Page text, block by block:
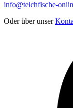
info@teichfische-
Oder über unser